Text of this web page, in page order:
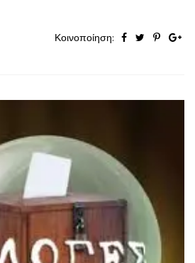
Κοινοποίηση: